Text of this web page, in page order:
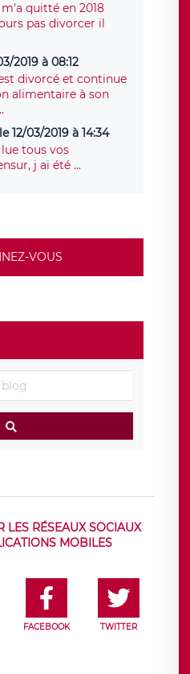
quitté en 2018
pas divorcer il
2019 à 08:12
divorcé et continue
alimentaire à son
12/03/2019 à 14:34
tous vos
j ai été ...
VOUS
LES RÉSEAUX SOCIAUX
MOBILES
FACEBOOK TWITTER